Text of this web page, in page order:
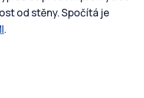
od stěny. Spočítá je
.